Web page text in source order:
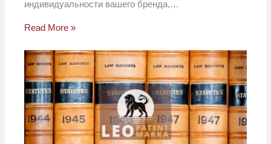
индивидуальности вашего бренда,…
Read More »